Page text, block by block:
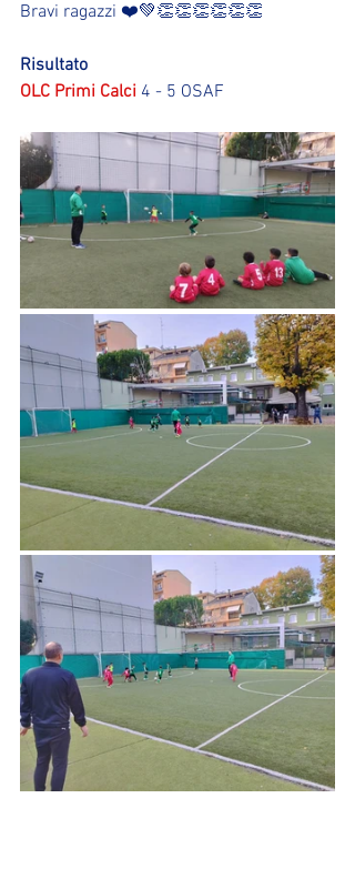
Bravi ragazzi ❤️💚👏👏👏👏👏👏
Risultato
OLC Primi Calci 4 - 5 OSAF